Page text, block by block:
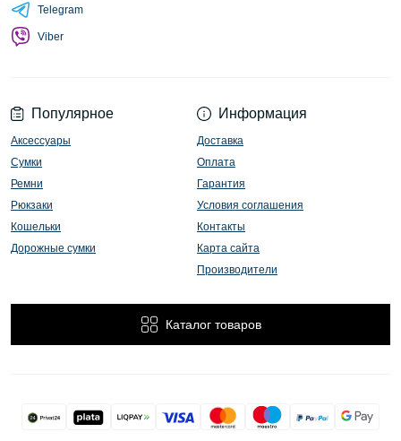
Популярное
Аксессуары
Сумки
Ремни
Рюкзаки
Кошельки
Дорожные сумки
Информация
Доставка
Оплата
Гарантия
Условия соглашения
Контакты
Карта сайта
Производители
Каталог товаров
Telegram
Viber